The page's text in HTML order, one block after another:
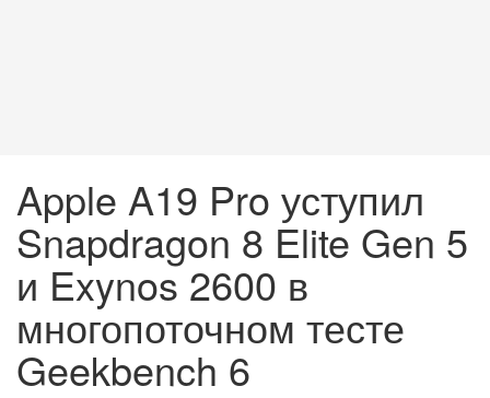
Apple A19 Pro уступил
Snapdragon 8 Elite Gen 5
и Exynos 2600 в
многопоточном тесте
Geekbench 6